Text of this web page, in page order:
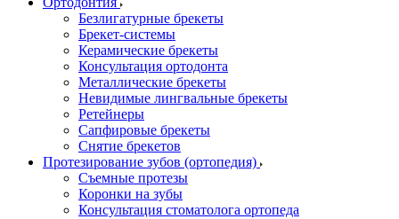
Безлигатурные брекеты
Брекет-системы
Керамические брекеты
Консультация ортодонта
Металлические брекеты
Невидимые лингвальные брекеты
Ретейнеры
Сапфировые брекеты
Снятие брекетов
Протезирование зубов (ортопедия)
Съемные протезы
Коронки на зубы
Консультация стоматолога ортопеда